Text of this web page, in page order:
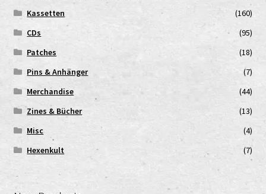
Kassetten
(160)
CDs
(95)
Patches
(18)
Pins & Anhänger
(7)
Merchandise
(44)
Zines & Bücher
(13)
Misc
(4)
Hexenkult
(7)